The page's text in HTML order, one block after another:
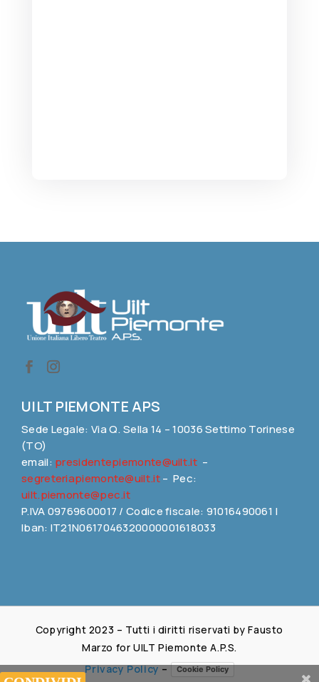
UILT PIEMONTE APS
Sede Legale: Via Q. Sella 14 – 10036 Settimo Torinese
(TO)
email: presidentepiemonte@uilt.it–
segreteriapiemonte@uilt.it– Pec:
uilt.piemonte@pec.it
P.IVA 09769600017 / Codice fiscale: 91016490061 |
Iban: IT21N0617046320000001618033
Copyright 2023 – Tutti i diritti riservati by Fausto
Marzo for UILT Piemonte A.P.S.
Privacy Policy– Cookie Policy